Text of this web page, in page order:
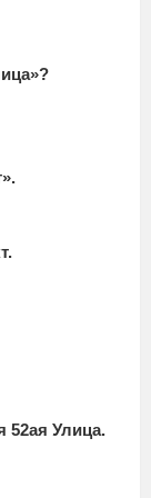
52ая Улица.